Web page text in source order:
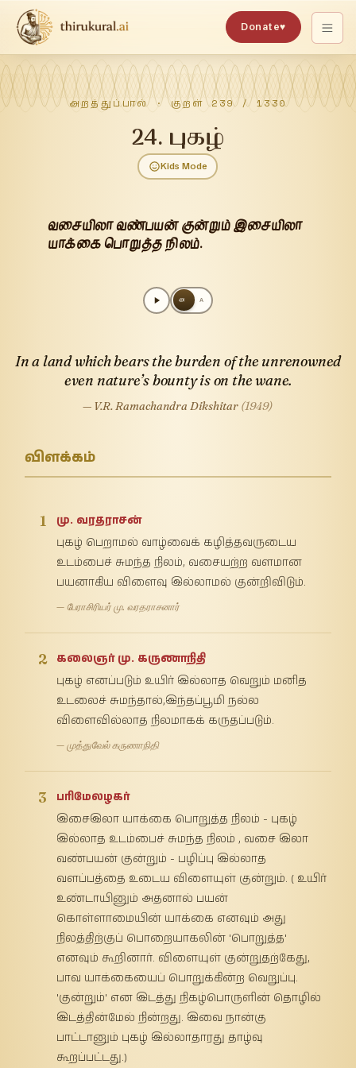
Donate♥
அறத்துப்பால்· குறள்239/ 1330
24. புகழ்
Kids Mode
வசையிலா வண்பயன் குன்றும் இசையிலா
யாக்கை பொறுத்த நிலம்.
அ A
In a land which bears the burden of the unrenowned
even nature’s bounty is on the wane.
— V.R. Ramachandra Dikshitar (1949)
விளக்கம்
1
மு. வரதராசன்
புகழ் பெறாமல் வாழ்வைக் கழித்தவருடைய
உடம்பைச் சுமந்த நிலம், வசையற்ற வளமான
பயனாகிய விளைவு இல்லாமல் குன்றிவிடும்.
— பேராசிரியர் மு. வரதராசனார்
2
கலைஞர் மு. கருணாநிதி
புகழ் எனப்படும் உயிர் இல்லாத வெறும் மனித
உடலைச் சுமந்தால்,இந்தப்பூமி நல்ல
விளைவில்லாத நிலமாகக் கருதப்படும்.
— முத்துவேல் கருணாநிதி
3
பரிமேலழகர்
இசைஇலா யாக்கை பொறுத்த நிலம் - புகழ்
இல்லாத உடம்பைச் சுமந்த நிலம் , வசை இலா
வண்பயன் குன்றும் - பழிப்பு இல்லாத
வளப்பத்தை உடைய விளையுள் குன்றும். ( உயிர்
உண்டாயினும் அதனால் பயன்
கொள்ளாமையின் யாக்கை எனவும் அது
நிலத்திற்குப் பொறையாகலின் 'பொறுத்த'
எனவும் கூறினார். விளையுள் குன்றுதற்கேது,
பாவ யாக்கையைப் பொறுக்கின்ற வெறுப்பு.
'குன்றும்' என இடத்து நிகழ்பொருளின் தொழில்
இடத்தின்மேல் நின்றது. இவை நான்கு
பாட்டானும் புகழ் இல்லாதாரது தாழ்வு
கூறப்பட்டது.)